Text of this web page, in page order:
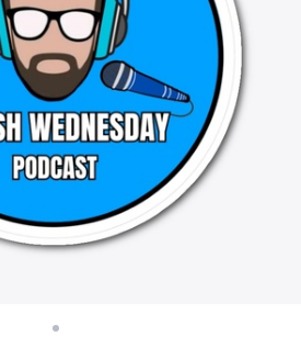
Vendez partout
n'importe quoi
Sleeve Tee